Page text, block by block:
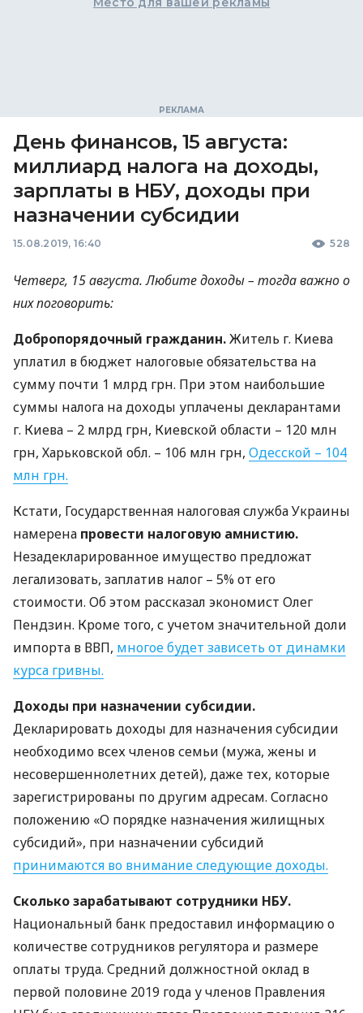
День финансов, 15 августа:
миллиард налога на доходы,
зарплаты в НБУ, доходы при
назначении субсидии
15.08.2019, 16:40 528
Четверг, 15 августа. Любите доходы – тогда важно о
них поговорить:
Добропорядочный гражданин.Житель г. Киева
уплатил в бюджет налоговые обязательства на
сумму почти 1 млрд грн. При этом наибольшие
суммы налога на доходы уплачены декларантами
г. Киева – 2 млрд грн, Киевской области – 120 млн
грн, Харьковской обл. – 106 млн грн, Одесской – 104
млн грн.
Кстати, Государственная налоговая служба Украины
намерена провести налоговую амнистию.
Незадекларированное имущество предложат
легализовать, заплатив налог – 5% от его
стоимости. Об этом рассказал экономист Олег
Пендзин. Кроме того, с учетом значительной доли
импорта в ВВП, многое будет зависеть от динамки
курса гривны.
Доходы при назначении субсидии.
Декларировать доходы для назначения субсидии
необходимо всех членов семьи (мужа, жены и
несовершеннолетних детей), даже тех, которые
зарегистрированы по другим адресам. Согласно
положению «О порядке назначения жилищных
субсидий», при назначении субсидий
принимаются во внимание следующие доходы.
Сколько зарабатывают сотрудники НБУ.
Национальный банк предоставил информацию о
количестве сотрудников регулятора и размере
оплаты труда. Средний должностной оклад в
первой половине 2019 года у членов Правления